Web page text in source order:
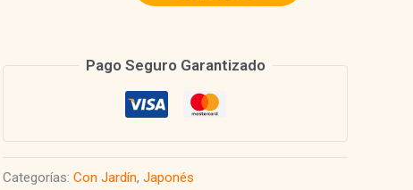
Kurihara
cantidad
Pago Seguro Garantizado
Categorías:Con Jardín,Japonés